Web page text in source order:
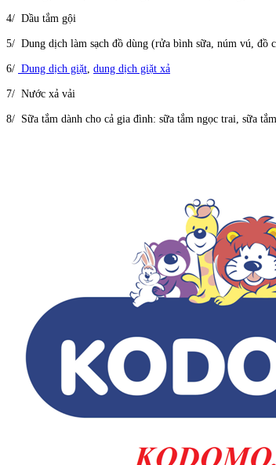
4/ Dầu tắm gội
5/ Dung dịch làm sạch đồ dùng (rửa bình sữa, núm vú, đồ
6/ Dung dịch giặt dung dịch giặt xả
7/ Nước xả vải
8/ Sữa tắm dành cho cả gia đình: sữa tắm ngọc trai, sữa